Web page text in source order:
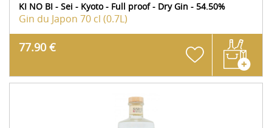
KI NO BI - Sei - Kyoto - Full proof - Dry Gin - 54.50%
Gin du Japon 70 cl (0.7L)
77.90 €